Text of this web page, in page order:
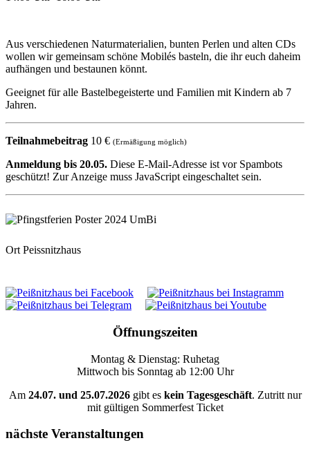
Aus verschiedenen Naturmaterialien, bunten Perlen und alten CDs
wollen wir gemeinsam schöne Mobilés basteln, die ihr euch daheim
aufhängen und bestaunen könnt.
Geeignet für alle Bastelbegeisterte und Familien mit Kindern ab 7
Jahren.
Teilnahmebeitrag 10 € (Ermäßigung möglich)
Anmeldung bis 20.05. Diese E-Mail-Adresse ist vor Spambots
geschützt! Zur Anzeige muss JavaScript eingeschaltet sein.
Ort Peissnitzhaus
Öffnungszeiten
Montag & Dienstag: Ruhetag
Mittwoch bis Sonntag ab 12:00 Uhr
Am 24.07. und 25.07.2026gibt eskein Tagesgeschäft. Zutritt nur
mit gültigen Sommerfest Ticket
nächste Veranstaltungen